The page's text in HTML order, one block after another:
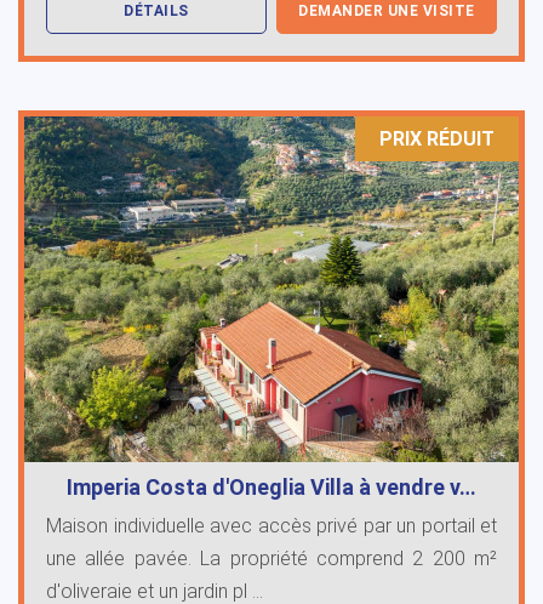
DÉTAILS DEMANDER UNE VISITE
PRIX ​​RÉDUIT
Imperia Costa d'Oneglia Villa à vendre v…
Maison individuelle avec accès privé par un portail et
une allée pavée. La propriété comprend 2 200 m²
d'oliveraie et un jardin pl ...